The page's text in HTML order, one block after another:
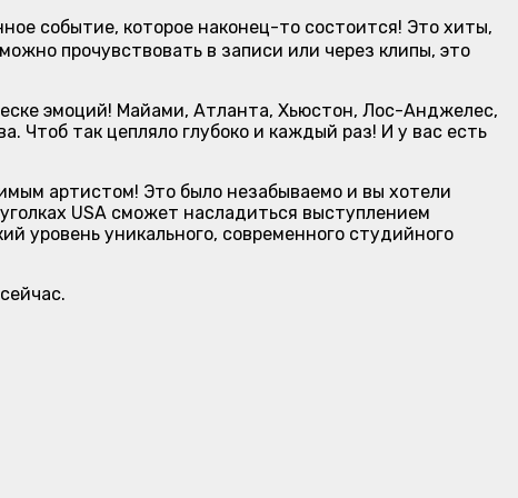
событие, которое наконец-то состоится! Это хиты,
прочувствовать в записи или через клипы, это
эмоций! Майами, Атланта, Хьюстон, Лос-Анджелес,
Чтоб так цепляло глубоко и каждый раз! И у вас есть
артистом! Это было незабываемо и вы хотели
USA сможет насладиться выступлением
уровень уникального, современного студийного